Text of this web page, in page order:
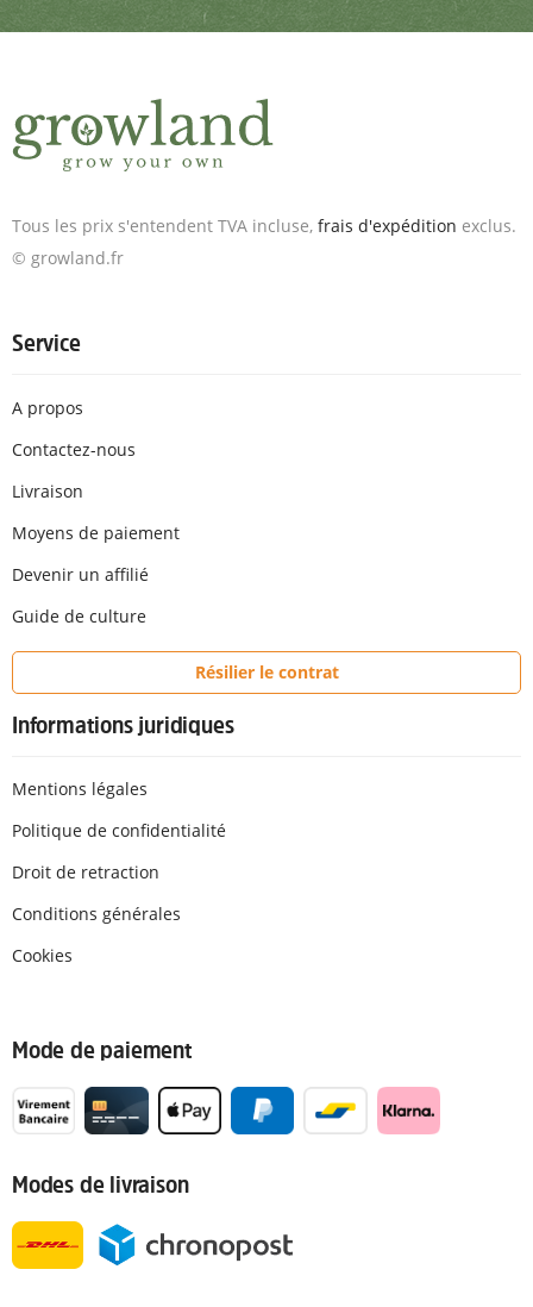
Tous les prix s'entendent TVA incluse, frais d'expédition exclus.
© growland.fr
Service
A propos
Contactez-nous
Livraison
Moyens de paiement
Devenir un affilié
Guide de culture
Résilier le contrat
Informations juridiques
Mentions légales
Politique de confidentialité
Droit de retraction
Conditions générales
Cookies
Mode de paiement
Modes de livraison